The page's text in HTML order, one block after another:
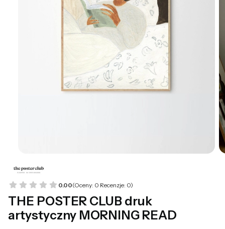
0.00(Oceny: 0 Recenzje: 0)
THE POSTER CLUB druk
artystyczny MORNING READ